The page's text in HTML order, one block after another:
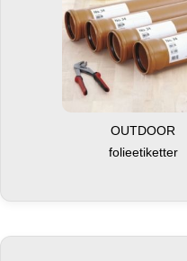
OUTDOOR
folieetiketter